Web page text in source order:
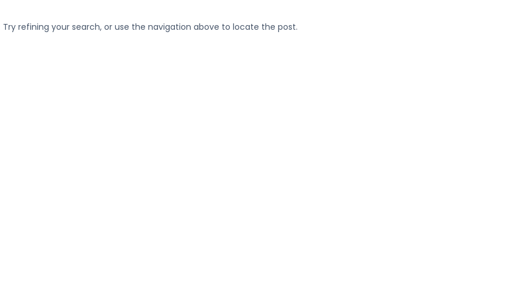
refining your search, or use the navigation above to locate the post.